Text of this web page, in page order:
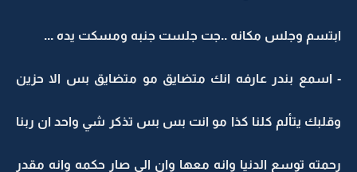
ابتسم وجلس مكانه ..جت جلست جنبه ومسكت يده ...
- اسمع بندر عارفه انك متضايق مو متضايق بس الا حزين
وقلبك يتألم كلنا كذا مو انت بس بس تذكر شي واحد ان ربنا
رحمته توسع الدنيا وانه معها وان الي صار حكمه وانه مقدر